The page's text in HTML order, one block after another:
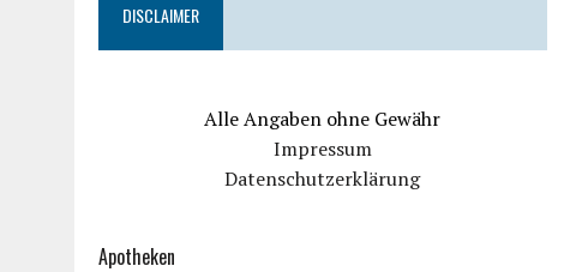
DISCLAIMER
Alle Angaben ohne Gewähr
Impressum
Datenschutzerklärung
Apotheken